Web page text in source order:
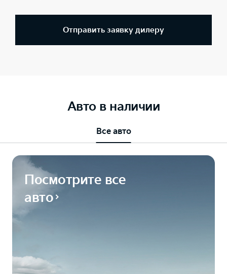
Отправить заявку дилеру
Авто в наличии
Все авто
Посмотрите все
авто